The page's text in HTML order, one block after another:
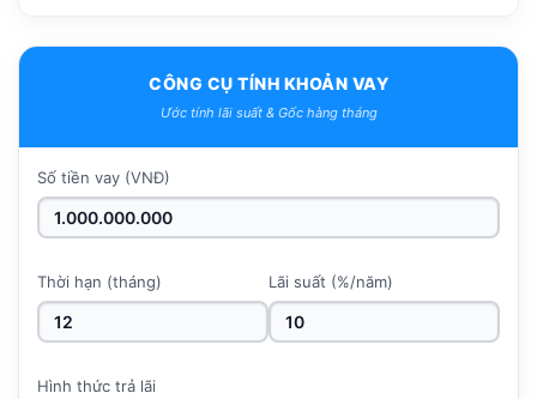
CÔNG CỤ TÍNH KHOẢN VAY
Ước tính lãi suất & Gốc hàng tháng
Số tiền vay (VNĐ)
Thời hạn (tháng) Lãi suất (%/năm)
Hình thức trả lãi